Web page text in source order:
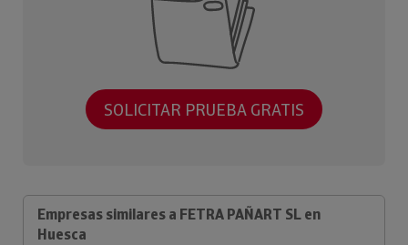
SOLICITAR PRUEBA GRATIS
Empresas similares a FETRA PAÑART SL en
Huesca